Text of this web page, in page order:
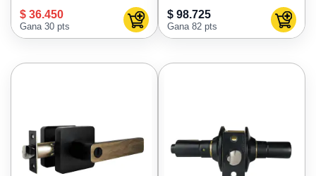
$ 36.450
Gana 30 pts Agregar al carrito
$ 98.725
Gana 82 pts